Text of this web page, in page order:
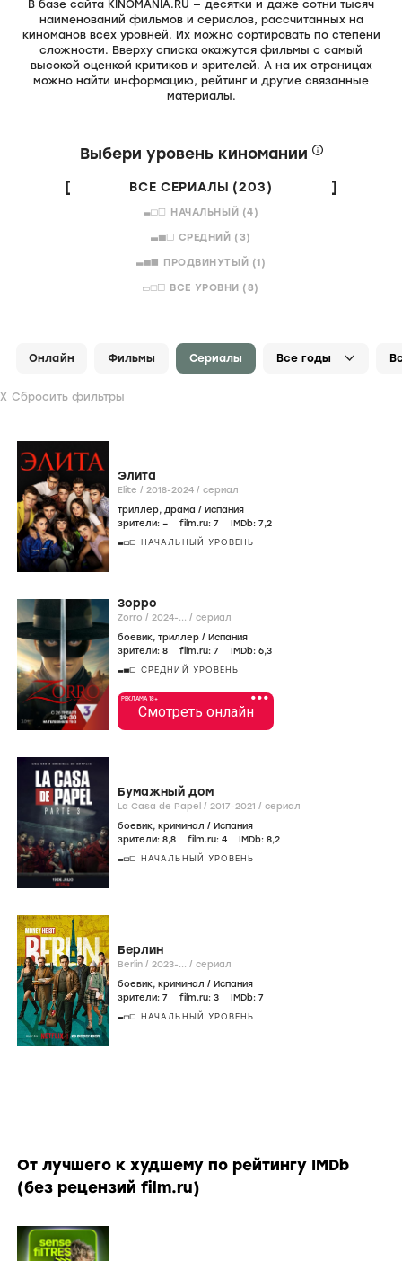
В базе сайта KINOMANIA.RU — десятки и даже сотни тысяч
наименований фильмов и сериалов, рассчитанных на
киноманов всех уровней. Их можно сортировать по степени
сложности. Вверху списка окажутся фильмы с самый
высокой оценкой критиков и зрителей. А на их страницах
можно найти информацию, рейтинг и другие связанные
материалы.
Выбери уровень киномании
ВСЕ СЕРИАЛЫ (203)
НАЧАЛЬНЫЙ (4)
СРЕДНИЙ (3)
ПРОДВИНУТЫЙ (1)
ВСЕ УРОВНИ (8)
Онлайн Фильмы Сериалы
Сбросить фильтры
Элита
Elite / 2018-2024 / сериал
триллер, драма / Испания
зрители: – film.ru: 7 IMDb: 7,2
НАЧАЛЬНЫЙ УРОВЕНЬ
Зорро
Zorro / 2024-... / сериал
боевик, триллер / Испания
зрители: 8 film.ru: 7 IMDb: 6,3
СРЕДНИЙ УРОВЕНЬ
•••
РЕКЛАМА 18+
Смотреть онлайн
Бумажный дом
La Casa de Papel / 2017-2021 / сериал
боевик, криминал / Испания
зрители: 8,8 film.ru: 4 IMDb: 8,2
НАЧАЛЬНЫЙ УРОВЕНЬ
Берлин
Berlin / 2023-... / сериал
боевик, криминал / Испания
зрители: 7 film.ru: 3 IMDb: 7
НАЧАЛЬНЫЙ УРОВЕНЬ
От лучшего к худшему по рейтингу IMDb
(без рецензий film.ru)